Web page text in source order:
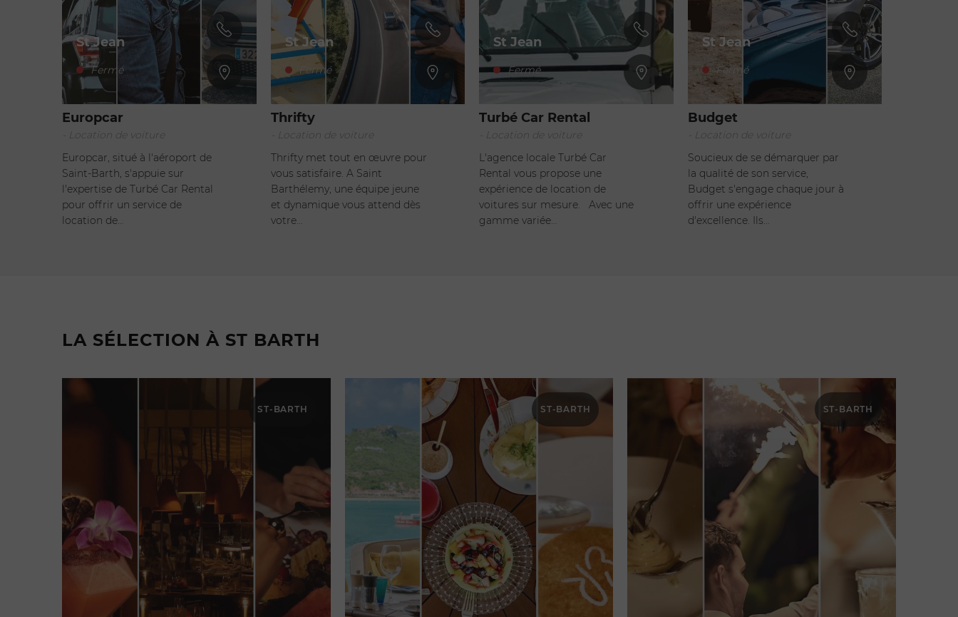
St Jean
Fermé
Europcar
- Location de voiture
Europcar, situé à l'aéroport de
Saint-Barth, s'appuie sur
l'expertise de Turbé Car Rental
pour offrir un service de
location de…
St Jean
Fermé
Thrifty
- Location de voiture
Thrifty met tout en œuvre pour
vous satisfaire. A Saint
Barthélemy, une équipe jeune
et dynamique vous attend dès
votre…
St Jean
Fermé
Turbé Car Rental
- Location de voiture
L'agence locale Turbé Car
Rental vous propose une
expérience de location de
voitures sur mesure. Avec une
gamme variée…
St Jean
Fermé
Budget
- Location de voiture
Soucieux de se démarquer par
la qualité de son service,
Budget s'engage chaque jour à
offrir une expérience
d'excellence. Ils…
LA SÉLECTION À ST BARTH
ST-BARTH ST-BARTH ST-BARTH